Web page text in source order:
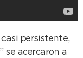
persistente,
se acercaron a